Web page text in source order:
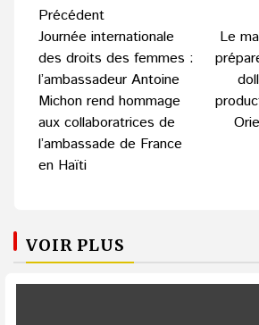
Navigation
d’article
Précédent
Journée internationale
des droits des femmes :
l’ambassadeur Antoine
Michon rend hommage
aux collaboratrices de
l’ambassade de France
en Haïti
Le
VOIR PLUS